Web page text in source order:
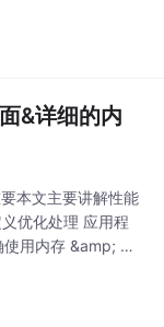
&详细的内
本文主要讲解性能
优化处理 应用程
用内存 &amp; 缺
）3. 储备知